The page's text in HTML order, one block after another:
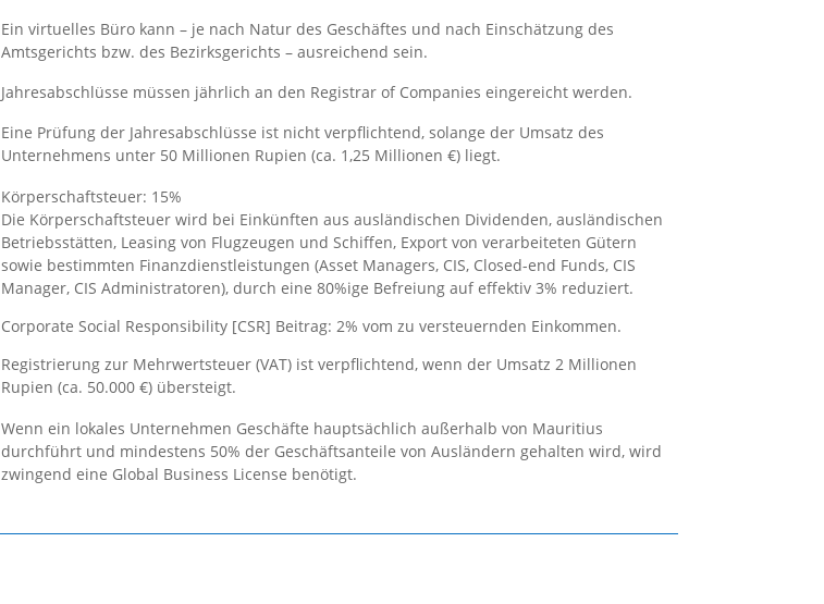
Ein virtuelles Büro kann – je nach Natur des Geschäftes und nach Einschätzung des
Amtsgerichts bzw. des Bezirksgerichts – ausreichend sein.
Jahresabschlüsse müssen jährlich an den Registrar of Companies eingereicht werden.
Eine Prüfung der Jahresabschlüsse ist nicht verpflichtend, solange der Umsatz des
Unternehmens unter 50 Millionen Rupien (ca. 1,25 Millionen €) liegt.
Körperschaftsteuer: 15%
Die Körperschaftsteuer wird bei Einkünften aus ausländischen Dividenden, ausländischen
Betriebsstätten, Leasing von Flugzeugen und Schiffen, Export von verarbeiteten Gütern
sowie bestimmten Finanzdienstleistungen (Asset Managers, CIS, Closed-end Funds, CIS
Manager, CIS Administratoren), durch eine 80%ige Befreiung auf effektiv 3% reduziert.
Corporate Social Responsibility [CSR] Beitrag: 2% vom zu versteuernden Einkommen.
Registrierung zur Mehrwertsteuer (VAT) ist verpflichtend, wenn der Umsatz 2 Millionen
Rupien (ca. 50.000 €) übersteigt.
Wenn ein lokales Unternehmen Geschäfte hauptsächlich außerhalb von Mauritius
durchführt und mindestens 50% der Geschäftsanteile von Ausländern gehalten wird, wird
zwingend eine Global Business License benötigt.